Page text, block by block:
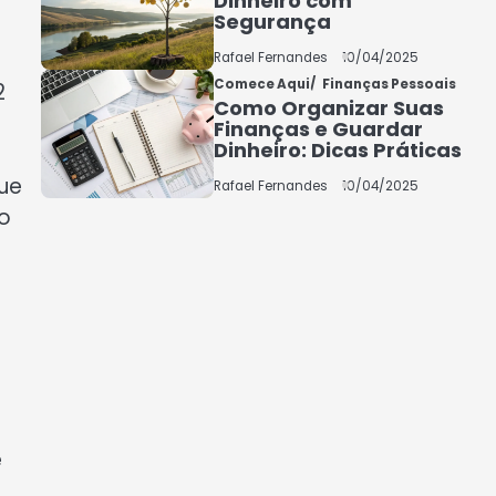
5
COMO INVESTIR COM
POUCO DINHEIRO 2025
Rafael Fernandes
Segurança
Rafael Fernandes
10/04/2025
Comece Aqui
Finanças Pessoais
Como Organizar Suas
Finanças e Guardar
Dinheiro: Dicas Práticas
Rafael Fernandes 10/04/2025